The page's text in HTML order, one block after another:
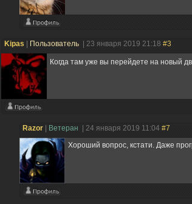
Kipas Пользователь | 23 января 2019 21:18 #3
Когда там уже вы перейдете на новый
Razоr Ветеран | 24 января 2019 11:04 #7
Хороший вопрос, кстати. Даже